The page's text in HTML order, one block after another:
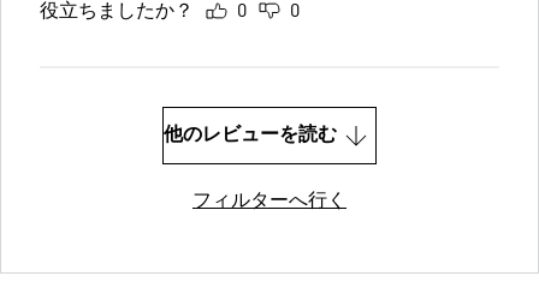
役立ちましたか？ 0 0
他のレビューを読む
フィルターへ行く